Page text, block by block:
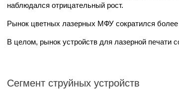
наблюдался отрицательный рост.
Рынок цветных лазерных МФУ сократился более
В целом, рынок устройств для лазерной печати
Сегмент струйных устройств